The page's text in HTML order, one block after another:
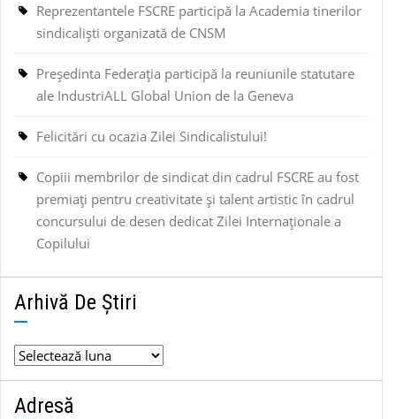
Reprezentantele FSCRE participă la Academia tinerilor
sindicaliști organizată de CNSM
Președinta Federația participă la reuniunile statutare
ale IndustriALL Global Union de la Geneva
Felicitări cu ocazia Zilei Sindicalistului!
Copiii membrilor de sindicat din cadrul FSCRE au fost
premiați pentru creativitate și talent artistic în cadrul
concursului de desen dedicat Zilei Internaționale a
Copilului
Arhivă De Știri
Arhivă
de
știri
Adresă